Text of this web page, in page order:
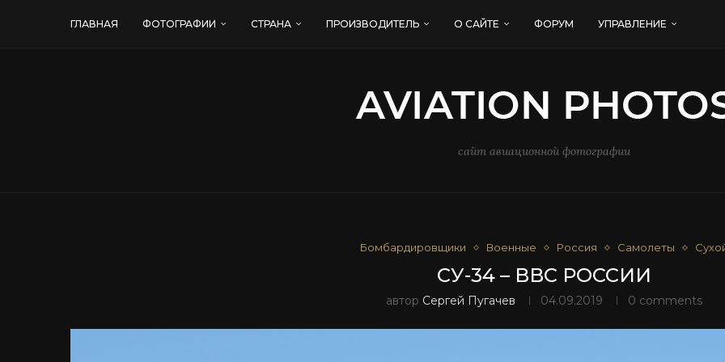
ГЛАВНАЯ ФОТОГРАФИИ СТРАНА ПРОИЗВОДИТЕЛЬ О САЙТЕ ФОРУМ УПРАВЛЕНИЕ
сайт авиационной фотографии
Бомбардировщики Военные Россия Самолеты
СУ-34 – ВВС РОССИИ
автор Сергей Пугачев 04.09.2019 0 comments